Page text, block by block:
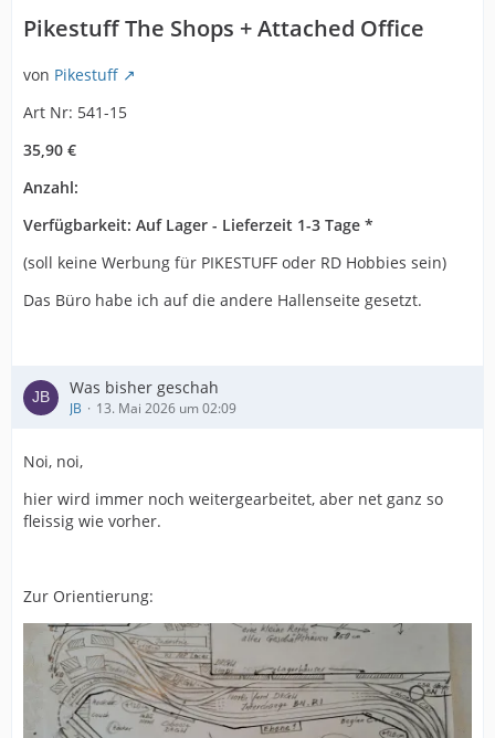
Pikestuff The Shops + Attached Office
von Pikestuff
Art Nr: 541-15
35,90 €
Anzahl:
Verfügbarkeit: Auf Lager - Lieferzeit 1-3 Tage *
(soll keine Werbung für PIKESTUFF oder RD Hobbies sein)
Das Büro habe ich auf die andere Hallenseite gesetzt.
Was bisher geschah
JB 13. Mai 2026 um 02:09
Noi, noi,
hier wird immer noch weitergearbeitet, aber net ganz so
fleissig wie vorher.
Zur Orientierung: